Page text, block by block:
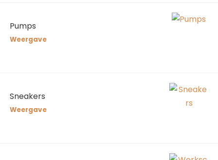
Pumps
Weergave
Sneakers
Weergave